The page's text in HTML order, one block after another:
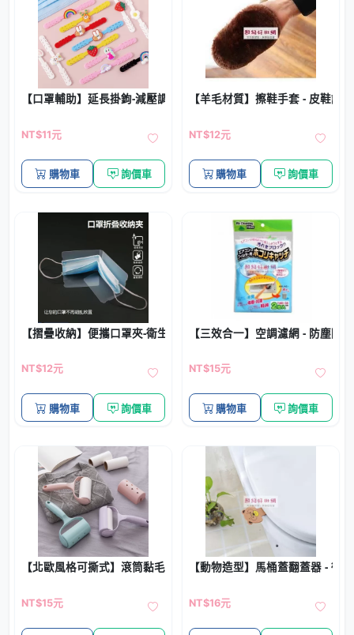
【口罩輔助】延長掛鉤-減壓調節帶
NT$11元
購物車 詢價車
【羊毛材質】擦鞋手套 - 皮鞋護
NT$12元
購物車 詢價車
【摺疊收納】便攜口罩夾-衛生收納神器
NT$12元
購物車 詢價車
【三效合一】空調濾網 - 防塵除
NT$15元
購物車 詢價車
【北歐風格可撕式】滾筒黏毛器 - 寵物毛髮衣物清潔器
NT$15元
【動物造型】馬桶蓋翻蓋器 - 衛
NT$16元